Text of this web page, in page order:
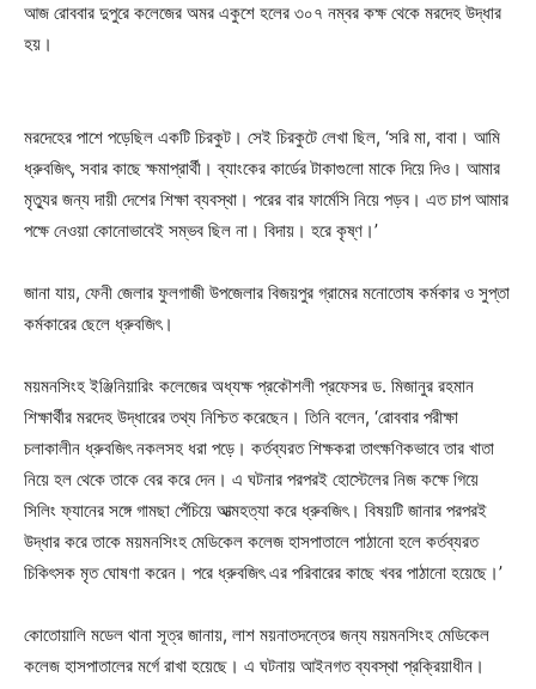
আজ রোববার দুপুরে কলেজের অমর একুশে হলের ৩০৭ নম্বর কক্ষ থেকে মরদেহ উদ্ধার
হয়।
মরদেহের পাশে পড়েছিল একটি চিরকুট। সেই চিরকুটে লেখা ছিল, ‘সরি মা, বাবা। আমি
ধ্রুবজিৎ, সবার কাছে ক্ষমাপ্রার্থী। ব্যাংকের কার্ডের টাকাগুলো মাকে দিয়ে দিও। আমার
মৃত্যুর জন্য দায়ী দেশের শিক্ষা ব্যবস্থা। পরের বার ফার্মেসি নিয়ে পড়ব। এত চাপ আমার
পক্ষে নেওয়া কোনোভাবেই সম্ভব ছিল না। বিদায়। হরে কৃষ্ণ।’
জানা যায়, ফেনী জেলার ফুলগাজী উপজেলার বিজয়পুর গ্রামের মনোতোষ কর্মকার ও সুপ্তা
কর্মকারের ছেলে ধ্রুবজিৎ।
ময়মনসিংহ ইঞ্জিনিয়ারিং কলেজের অধ্যক্ষ প্রকৌশলী প্রফেসর ড. মিজানুর রহমান
শিক্ষার্থীর মরদেহ উদ্ধারের তথ্য নিশ্চিত করেছেন। তিনি বলেন, ‘রোববার পরীক্ষা
চলাকালীন ধ্রুবজিৎ নকলসহ ধরা পড়ে। কর্তব্যরত শিক্ষকরা তাৎক্ষণিকভাবে তার খাতা
নিয়ে হল থেকে তাকে বের করে দেন। এ ঘটনার পরপরই হোস্টেলের নিজ কক্ষে গিয়ে
সিলিং ফ্যানের সঙ্গে গামছা পেঁচিয়ে আত্মহত্যা করে ধ্রুবজিৎ। বিষয়টি জানার পরপরই
উদ্ধার করে তাকে ময়মনসিংহ মেডিকেল কলেজ হাসপাতালে পাঠানো হলে কর্তব্যরত
চিকিৎসক মৃত ঘোষণা করেন। পরে ধ্রুবজিৎ এর পরিবারের কাছে খবর পাঠানো হয়েছে।’
কোতোয়ালি মডেল থানা সূত্র জানায়, লাশ ময়নাতদন্তের জন্য ময়মনসিংহ মেডিকেল
কলেজ হাসপাতালের মর্গে রাখা হয়েছে। এ ঘটনায় আইনগত ব্যবস্থা প্রক্রিয়াধীন।